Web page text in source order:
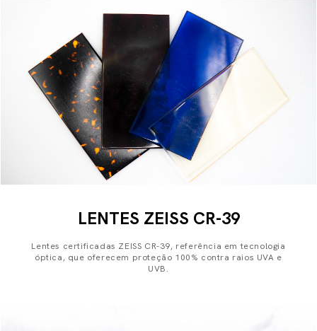
LENTES ZEISS CR-39
Lentes certificadas ZEISS CR-39, referência em tecnologia
óptica, que oferecem proteção 100% contra raios UVA e
UVB.